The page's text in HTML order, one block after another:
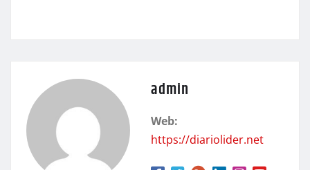
admin
Web:
https://diariolider.net